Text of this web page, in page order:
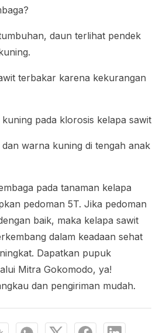
daun terlihat pendek
terbakar karena kekurangan
pada klorosis kelapa sawit
warna kuning di tengah anak
pada tanaman kelapa
pedoman 5T. Jika pedoman
baik, maka kelapa sawit
dalam keadaan sehat
Dapatkan pupuk
Mitra Gokomodo, ya!
dan pengiriman mudah.